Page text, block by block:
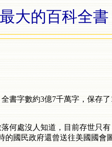
大的百科全書
書字數約3億7千萬字，保存
何處沒人知道，目前存世只
國民政府還曾送往美國國會